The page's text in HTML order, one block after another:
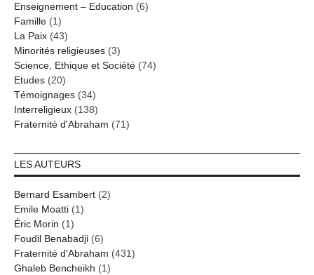
Enseignement – Education (6)
Famille (1)
La Paix (43)
Minorités religieuses (3)
Science, Ethique et Société (74)
Etudes (20)
Témoignages (34)
Interreligieux (138)
Fraternité d'Abraham (71)
LES AUTEURS
Bernard Esambert (2)
Emile Moatti (1)
Éric Morin (1)
Foudil Benabadji (6)
Fraternité d'Abraham (431)
Ghaleb Bencheikh (1)